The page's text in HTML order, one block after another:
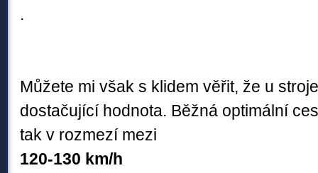
.
Můžete mi však s klidem věřit, že u
dostačující hodnota. Běžná optimální
tak v rozmezí mezi
120-130 km/h